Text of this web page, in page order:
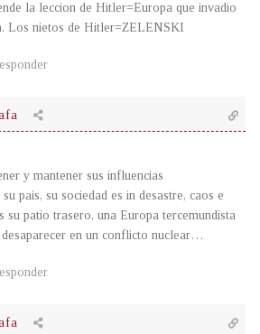
la leccion de Hitler=Europa que invadio
Los nietos de Hitler=ZELENSKI
y mantener sus influencias
pais, su sociedad es in desastre, caos e
su patio trasero, una Europa tercemundista
en un conflicto nuclear…